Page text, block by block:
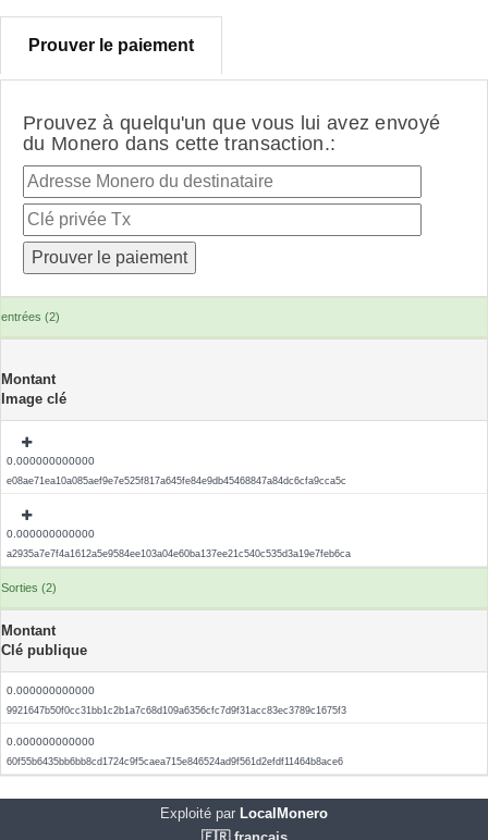
Prouver le paiement
Prouvez à quelqu'un que vous lui avez envoyé
du Monero dans cette transaction.:
entrées (2)
Montant
Image clé
0.000000000000
e08ae71ea10a085aef9e7e525f817a645fe84e9db45468847a84dc6cfa9cca5c
0.000000000000
a2935a7e7f4a1612a5e9584ee103a04e60ba137ee21c540c535d3a19e7feb6ca
Sorties (2)
Montant
Clé publique
0.000000000000
9921647b50f0cc31bb1c2b1a7c68d109a6356cfc7d9f31acc83ec3789c1675f3
0.000000000000
60f55b6435bb6bb8cd1724c9f5caea715e846524ad9f561d2efdf11464b8ace6
Exploité par LocalMonero